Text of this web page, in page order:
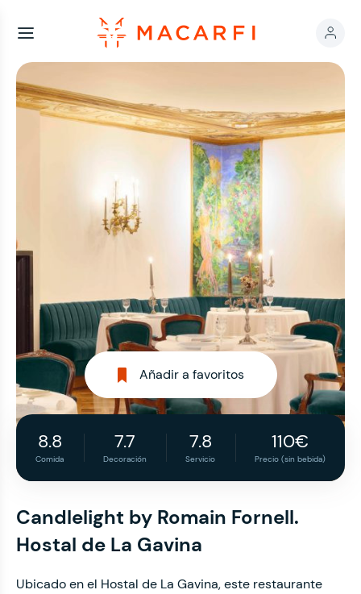
Añadir a favoritos
8.8
Comida
7.7
Decoración
7.8
Servicio
110€
Precio (sin bebida)
Candlelight by Romain Fornell.
Hostal de La Gavina
Ubicado en el Hostal de La Gavina, este restaurante